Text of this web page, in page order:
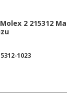
2 215312
1023